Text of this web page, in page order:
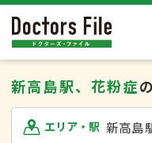
新高島駅、花粉症
エリア・駅 新高島